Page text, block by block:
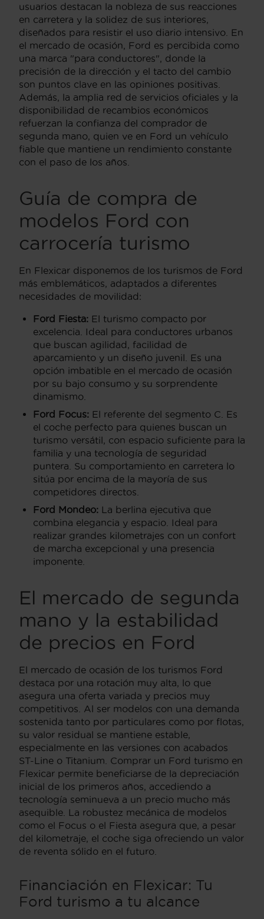
usuarios destacan la nobleza de sus reacciones
en carretera y la solidez de sus interiores,
diseñados para resistir el uso diario intensivo. En
el mercado de ocasión, Ford es percibida como
una marca "para conductores", donde la
precisión de la dirección y el tacto del cambio
son puntos clave en las opiniones positivas.
Además, la amplia red de servicios oficiales y la
disponibilidad de recambios económicos
refuerzan la confianza del comprador de
segunda mano, quien ve en Ford un vehículo
fiable que mantiene un rendimiento constante
con el paso de los años.
Guía de compra de
modelos Ford con
carrocería turismo
En Flexicar disponemos de los turismos de Ford
más emblemáticos, adaptados a diferentes
necesidades de movilidad:
Ford Fiesta: El turismo compacto por
excelencia. Ideal para conductores urbanos
que buscan agilidad, facilidad de
aparcamiento y un diseño juvenil. Es una
opción imbatible en el mercado de ocasión
por su bajo consumo y su sorprendente
dinamismo.
Ford Focus: El referente del segmento C. Es
el coche perfecto para quienes buscan un
turismo versátil, con espacio suficiente para la
familia y una tecnología de seguridad
puntera. Su comportamiento en carretera lo
sitúa por encima de la mayoría de sus
competidores directos.
Ford Mondeo: La berlina ejecutiva que
combina elegancia y espacio. Ideal para
realizar grandes kilometrajes con un confort
de marcha excepcional y una presencia
imponente.
El mercado de segunda
mano y la estabilidad
de precios en Ford
El mercado de ocasión de los turismos Ford
destaca por una rotación muy alta, lo que
asegura una oferta variada y precios muy
competitivos. Al ser modelos con una demanda
sostenida tanto por particulares como por flotas,
su valor residual se mantiene estable,
especialmente en las versiones con acabados
ST-Line o Titanium. Comprar un Ford turismo en
Flexicar permite beneficiarse de la depreciación
inicial de los primeros años, accediendo a
tecnología seminueva a un precio mucho más
asequible. La robustez mecánica de modelos
como el Focus o el Fiesta asegura que, a pesar
del kilometraje, el coche siga ofreciendo un valor
de reventa sólido en el futuro.
Financiación en Flexicar: Tu
Ford turismo a tu alcance